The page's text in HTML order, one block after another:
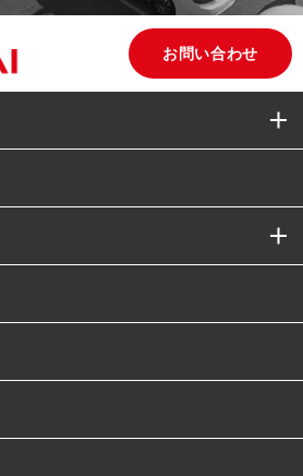
お問い合わせ